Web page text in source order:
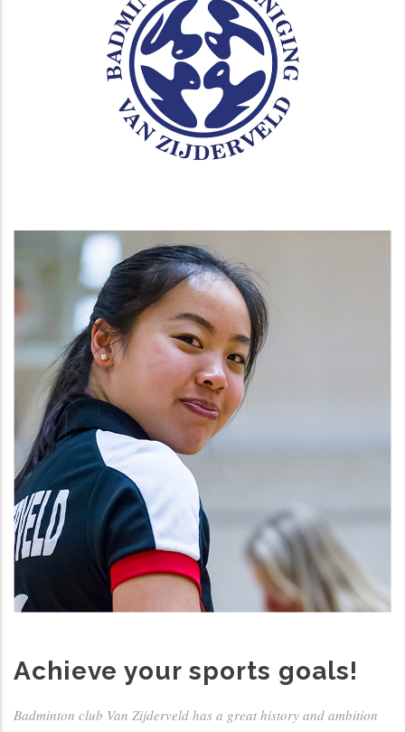
Achieve your sports goals!
Badminton club Van Zijderveld has a great history and ambition